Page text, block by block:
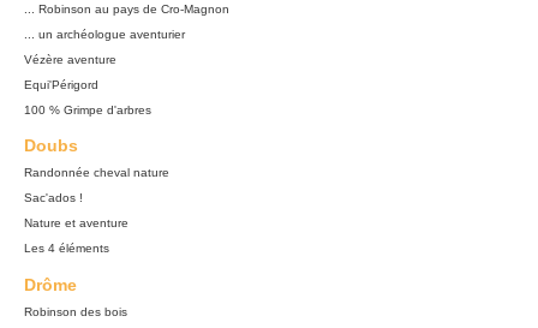
... Robinson au pays de Cro-Magnon
... un archéologue aventurier
Vézère aventure
Equi'Périgord
100 % Grimpe d'arbres
Doubs
Randonnée cheval nature
Sac'ados !
Nature et aventure
Les 4 éléments
Drôme
Robinson des bois